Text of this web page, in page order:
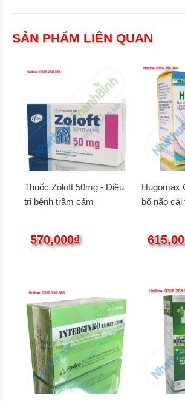
SẢN PHẨM LIÊN QUAN
Thuốc Zoloft 50mg - Điều
trị bệnh trầm cảm
570,000₫
Hugomax
bổ não cải